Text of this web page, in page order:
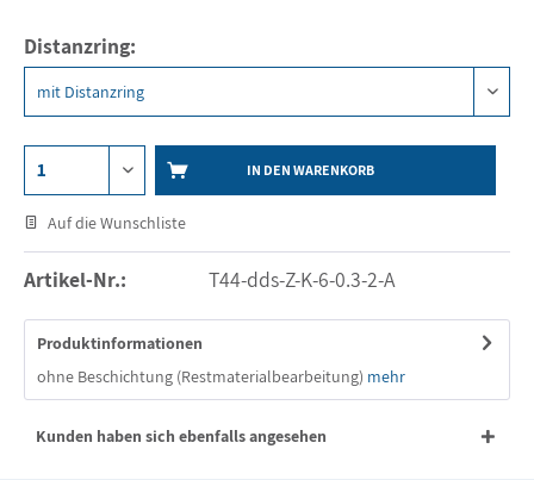
Distanzring:
IN DEN WARENKORB
Auf die Wunschliste
Artikel-Nr.: T44-dds-Z-K-6-0.3-2-A
Produktinformationen
ohne Beschichtung (Restmaterialbearbeitung) mehr
Kunden haben sich ebenfalls angesehen